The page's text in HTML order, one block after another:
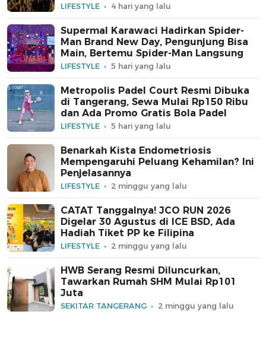
LIFESTYLE 4 hari yang lalu
Supermal Karawaci Hadirkan Spider-
Man Brand New Day, Pengunjung Bisa
Main, Bertemu Spider-Man Langsung
LIFESTYLE 5 hari yang lalu
Metropolis Padel Court Resmi Dibuka
di Tangerang, Sewa Mulai Rp150 Ribu
dan Ada Promo Gratis Bola Padel
LIFESTYLE 5 hari yang lalu
Benarkah Kista Endometriosis
Mempengaruhi Peluang Kehamilan? Ini
Penjelasannya
LIFESTYLE 2 minggu yang lalu
CATAT Tanggalnya! JCO RUN 2026
Digelar 30 Agustus di ICE BSD, Ada
Hadiah Tiket PP ke Filipina
LIFESTYLE 2 minggu yang lalu
HWB Serang Resmi Diluncurkan,
Tawarkan Rumah SHM Mulai Rp101
Juta
SEKITAR TANGERANG 2 minggu yang lalu